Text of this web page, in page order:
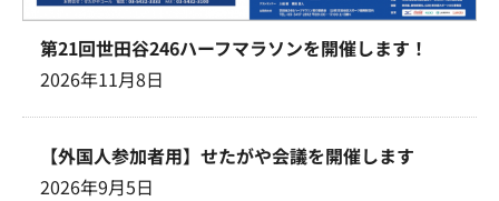
第21回世田谷246ハーフマラソンを開催します！
2026年11月8日
【外国人参加者用】せたがや会議を開催します
2026年9月5日